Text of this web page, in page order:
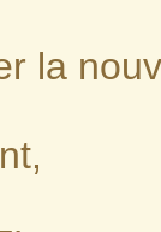
la